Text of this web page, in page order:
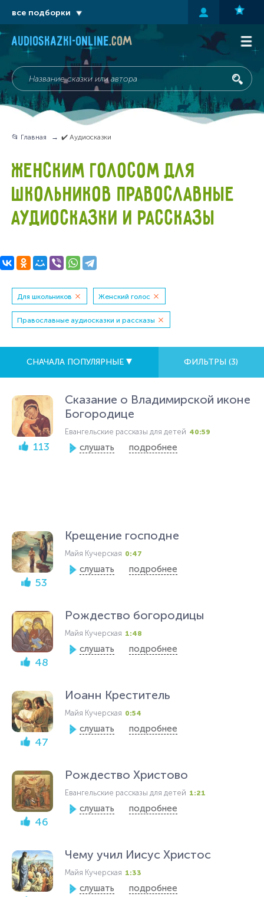
audioskazki-online.com
📂 Главная ✔️ Аудиосказки
ЖЕНСКИМ ГОЛОСОМ ДЛЯ
ШКОЛЬНИКОВ ПРАВОСЛАВНЫЕ
АУДИОСКАЗКИ И РАССКАЗЫ
Для школьников Женский голос
Православные аудиосказки и рассказы
СНАЧАЛА ПОПУЛЯРНЫЕ ФИЛЬТРЫ (3)
113
Сказание о Владимирской иконе
Богородице
Евангельские рассказы для детей 40:59
слушать подробнее
53
Крещение господне
Майя Кучерская 0:47
слушать подробнее
48
Рождество богородицы
Майя Кучерская 1:48
слушать подробнее
47
Иоанн Креститель
Майя Кучерская 0:54
слушать подробнее
46
Рождество Христово
Евангельские рассказы для детей 1:21
слушать подробнее
Чему учил Иисус Христос
Майя Кучерская 1:33
слушать подробнее
все подборки